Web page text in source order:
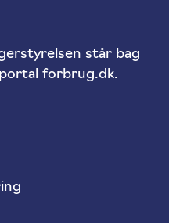
står bag
forbrug.dk.